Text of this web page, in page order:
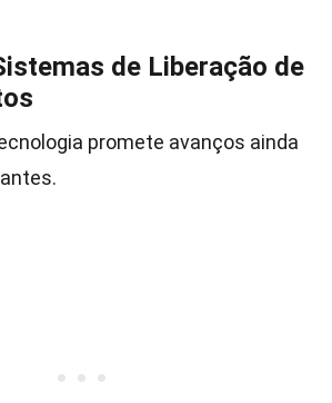
de Liberação de
promete avanços ainda